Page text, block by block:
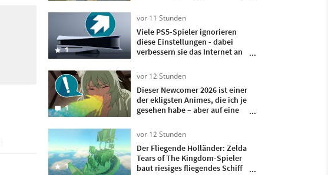
1
vor 11 Stunden
Viele PS5-Spieler ignorieren
diese Einstellungen - dabei
verbessern sie das Internet an
1
vor 12 Stunden
Dieser Newcomer 2026 ist einer
der ekligsten Animes, die ich je
gesehen habe – aber auf eine
1
vor 12 Stunden
Der Fliegende Holländer: Zelda
Tears of The Kingdom-Spieler
baut riesiges fliegendes Schiff